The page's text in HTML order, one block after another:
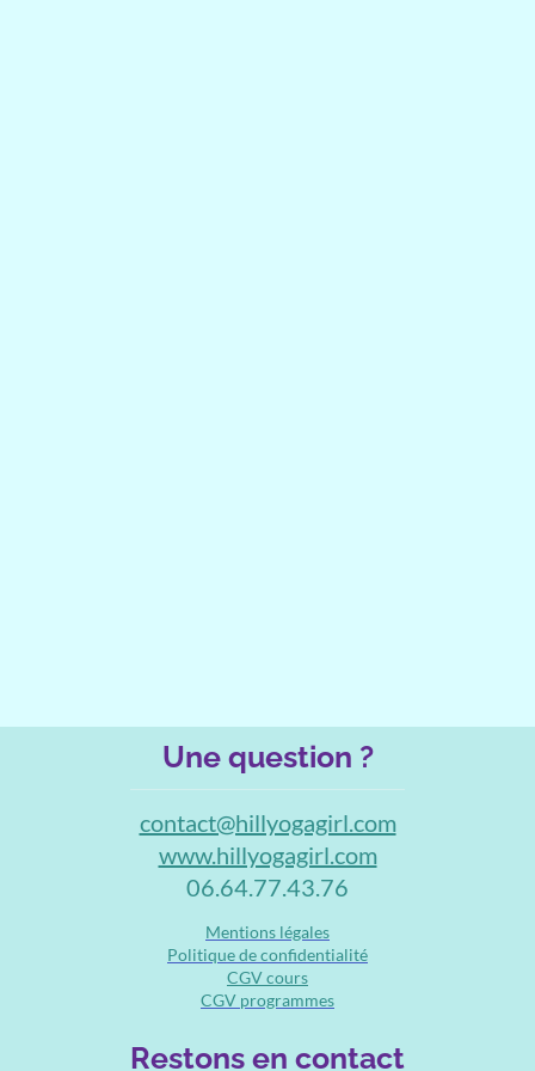
Une question ?
contact@hillyogagirl.com
www.hillyogagirl.com
06.64.77.43.76
Mentions légales
Politique de confidentialité
CGV cours
CGV programmes
Restons en contact